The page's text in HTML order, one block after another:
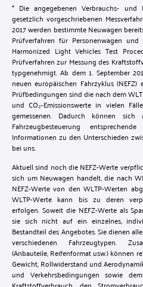
* Die angegebenen Verbrauchs- und
gesetzlich vorgeschriebenen
2017 werden bestimmte Neuwagen
Prüfverfahren für Personenwagen
Harmonized Light Vehicles Test
Prüfverfahren zur Messung des
typgenehmigt. Ab dem 1. September
neuen europäischen Fahrzyklus
Prüfbedingungen sind die nach dem
und CO₂-Emissionswerte in vielen
gemessenen. Dadurch können
Fahrzeugbesteuerung
Informationen zu den Unterschieden
bei uns.
Aktuell sind noch die NEFZ-Werte
sich um Neuwagen handelt, die nach
NEFZ-Werte von den WLTP-Werten
WLTP-Werte kann bis zu deren
erfolgen. Soweit die NEFZ-Werte als
sie sich nicht auf ein einzelnes,
Bestandteil des Angebotes. Sie dienen
verschiedenen Fahrzeugtypen.
(Anbauteile, Reifenformat usw.) können
Gewicht, Rollwiderstand und
und Verkehrsbedingungen sowie